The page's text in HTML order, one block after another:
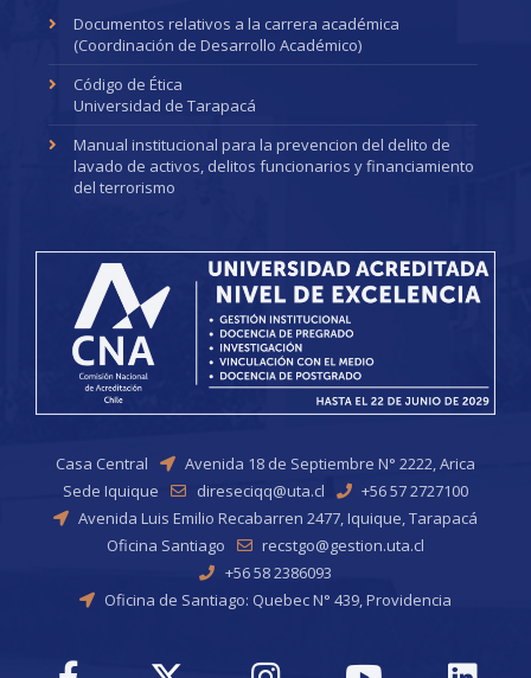
Documentos relativos a la carrera académica
(Coordinación de Desarrollo Académico)
Código de Ética
Universidad de Tarapacá
Manual institucional para la prevencion del delito de
lavado de activos, delitos funcionarios y financiamiento
del terrorismo
Casa Central
Avenida 18 de Septiembre N° 2222, Arica
Sede Iquique
direseciqq@uta.cl
+56 57 2727100
Avenida Luis Emilio Recabarren 2477, Iquique, Tarapacá
Oficina Santiago
recstgo@gestion.uta.cl
+56 58 2386093
Oficina de Santiago: Quebec N° 439, Providencia